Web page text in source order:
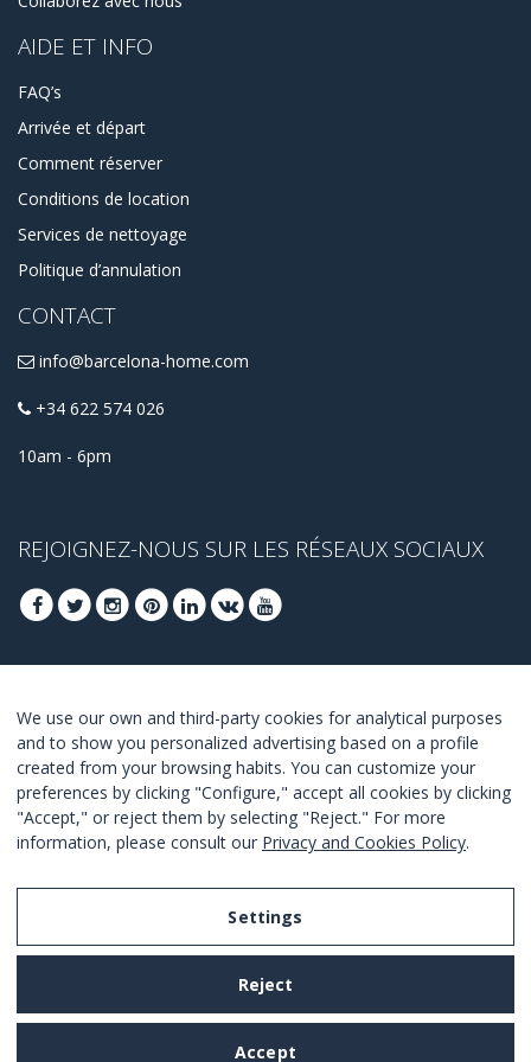
AIDE ET INFO
FAQ’s
Arrivée et départ
Comment réserver
Conditions de location
Services de nettoyage
Politique d’annulation
CONTACT
info@barcelona-home.com
+34 622 574 026
10am - 6pm
REJOIGNEZ-NOUS SUR LES RÉSEAUX SOCIAUX
MEILLEURES OFFRES
JOINDRE
Je suis d´accord avec les termes et conditions.
We use our own and third-party cookies for analytical purposes
and to show you personalized advertising based on a profile
created from your browsing habits. You can customize your
preferences by clicking "Configure," accept all cookies by clicking
"Accept," or reject them by selecting "Reject." For more
information, please consult our Privacy and Cookies Policy.
Settings
Reject
Accept
Legal Notice
Privacy and Cookies Policy
Terms and Conditions of Use